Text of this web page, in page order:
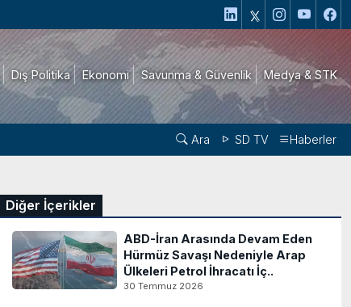
Dış Politika Ekonomi Savunma & Güvenlik Medya & STK
Ara SD TV Haberler
Diğer İçerikler
ABD-İran Arasında Devam Eden
Hürmüz Savaşı Nedeniyle Arap
Ülkeleri Petrol İhracatı İç..
30 Temmuz 2026